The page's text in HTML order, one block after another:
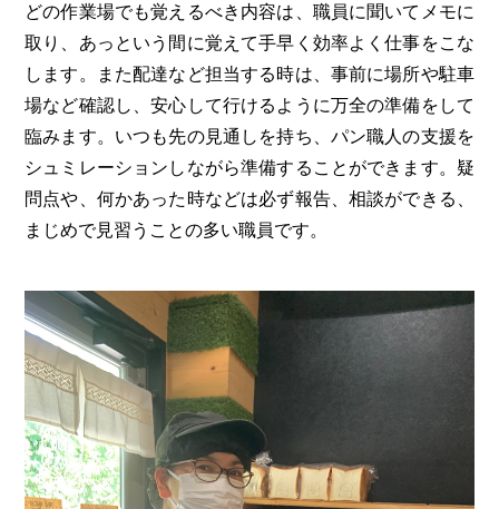
どの作業場でも覚えるべき内容は、職員に聞いてメモに
取り、あっという間に覚えて手早く効率よく仕事をこな
します。また配達など担当する時は、事前に場所や駐車
場など確認し、安心して行けるように万全の準備をして
臨みます。いつも先の見通しを持ち、パン職人の支援を
シュミレーションしながら準備することができます。疑
問点や、何かあった時などは必ず報告、相談ができる、
まじめで見習うことの多い職員です。